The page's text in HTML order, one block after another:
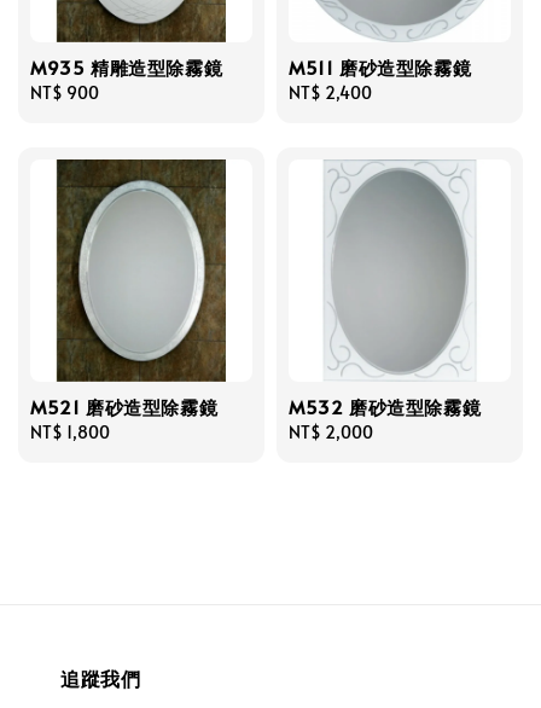
M935 精雕造型除霧鏡
Regular
NT$ 900
M511 磨砂造型除霧鏡
Regular
NT$ 2,400
M521 磨砂造型除霧鏡
Regular
NT$ 1,800
M532 磨砂造型除霧鏡
Regular
NT$ 2,000
追蹤我們